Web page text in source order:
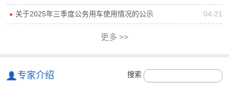
● 关于2025年三季度公务用车使用情况的公示 04-21
更多 >>
专家介绍 搜索